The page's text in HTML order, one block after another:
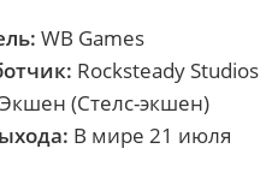
WB Games
Rocksteady Studios
Экшен (Стелс-экшен)
В мире 21 июля